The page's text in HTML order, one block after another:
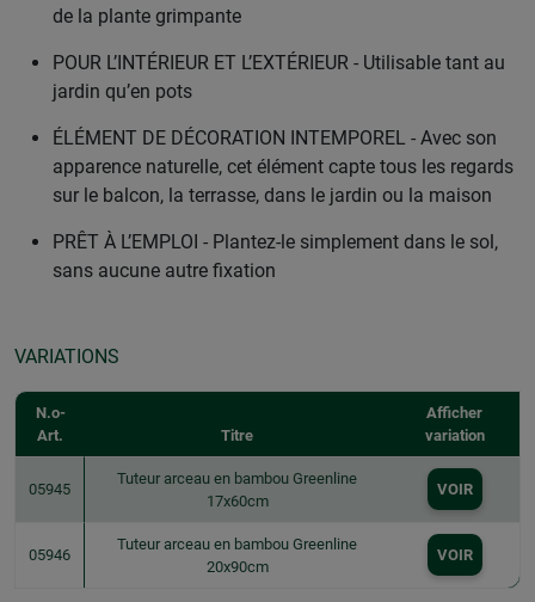
de la plante grimpante
POUR L’INTÉRIEUR ET L’EXTÉRIEUR - Utilisable tant au
jardin qu’en pots
ÉLÉMENT DE DÉCORATION INTEMPOREL - Avec son
apparence naturelle, cet élément capte tous les regards
sur le balcon, la terrasse, dans le jardin ou la maison
PRÊT À L’EMPLOI - Plantez-le simplement dans le sol,
sans aucune autre fixation
VARIATIONS
N.o-
Art.
Titre
Afficher
variation
05945
Tuteur arceau en bambou Greenline
17x60cm
VOIR
05946
Tuteur arceau en bambou Greenline
20x90cm
VOIR